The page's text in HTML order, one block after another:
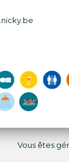
Vous êtes